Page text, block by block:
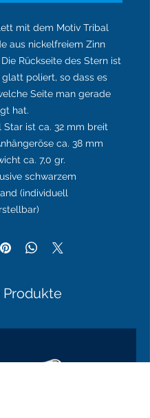
mit dem Motiv Tribal
aus nickelfreiem Zinn
Rückseite des Stern ist
poliert, so dass es
Seite man gerade
hat.
Star ist ca. 32 mm breit
ca. 38 mm
ca. 7,0 gr.
schwarzem
(individuell